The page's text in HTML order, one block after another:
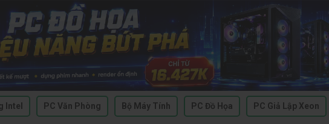
Intel PC Văn Phòng Bộ Máy Tính PC Đồ Họa PC Giả Lập Xeon